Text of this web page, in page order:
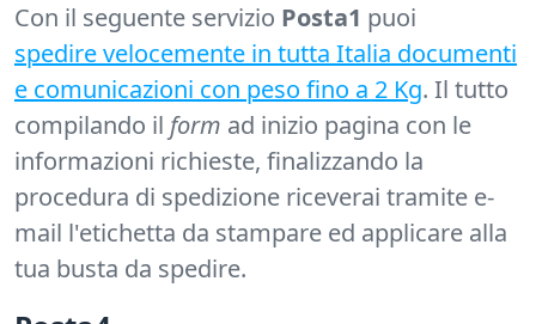
Con il seguente servizio Posta1 puoi
spedire velocemente in tutta Italia documenti
e comunicazioni con peso fino a 2 Kg. Il tutto
compilando il form ad inizio pagina con le
informazioni richieste, finalizzando la
procedura di spedizione riceverai tramite e-
mail l'etichetta da stampare ed applicare alla
tua busta da spedire.